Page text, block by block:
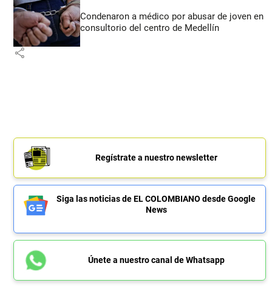
Condenaron a médico por abusar de joven en
consultorio del centro de Medellín
share
Regístrate a nuestro newsletter
Siga las noticias de EL COLOMBIANO desde Google
News
Únete a nuestro canal de Whatsapp